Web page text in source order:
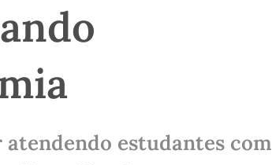
estudantes com